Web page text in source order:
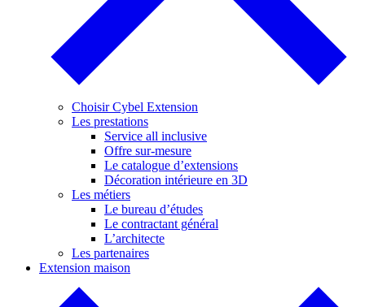
Choisir Cybel Extension
Les prestations
Service all inclusive
Offre sur-mesure
Le catalogue d’extensions
Décoration intérieure en 3D
Les métiers
Le bureau d’études
Le contractant général
L’architecte
Les partenaires
Extension maison